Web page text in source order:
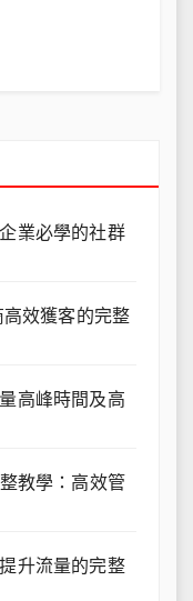
業必學的社群
效獲客的完整
高峰時間及高
教學：高效管
升流量的完整